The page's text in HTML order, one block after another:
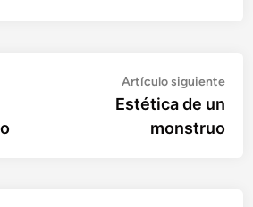
Artículo siguiente
Estética de un
monstruo